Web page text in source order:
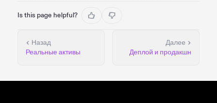
Is this page helpful?
Назад
Реальные активы
Далее
Деплой и продакшн